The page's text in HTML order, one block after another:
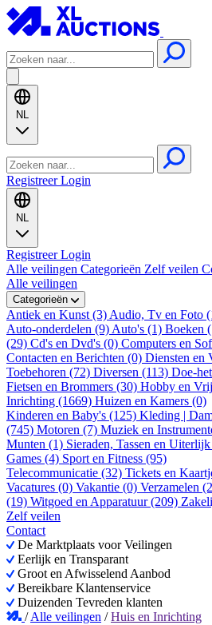
NL
RegistreerLogin
NL
RegistreerLogin
Alle veilingen Categorieën Zelf veilen
Alle veilingen
Categorieën
Antiek en Kunst (3) Audio, Tv en Foto
Auto-onderdelen (9) Auto's (1) Boeken
(29) Cd's en Dvd's (0) Computers en
Contacten en Berichten (0) Diensten en
Toebehoren (72) Diversen (113) Doe-
Fietsen en Brommers (30) Hobby en
Inrichting (1669) Huizen en Kamers (0)
Kinderen en Baby's (125) Kleding |
(745) Motoren (7) Muziek en
Munten (1) Sieraden, Tassen en
Games (4) Sport en Fitness (95)
Telecommunicatie (32) Tickets en
Vacatures (0) Vakantie (0) Verzamelen
(19) Witgoed en Apparatuur (209)
Zelf veilen
Contact
De Marktplaats voor Veilingen
Eerlijk en Transparant
Groot en Afwisselend Aanbod
Bereikbare Klantenservice
Duizenden Tevreden klanten
/Alle veilingen /Huis en Inrichting